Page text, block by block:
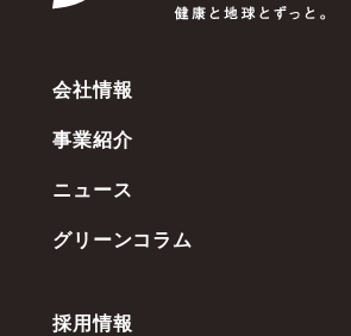
会社情報
ミッション
会社概要
代表メッセージ
事業紹介
ニュース
グリーンコラム
採用情報